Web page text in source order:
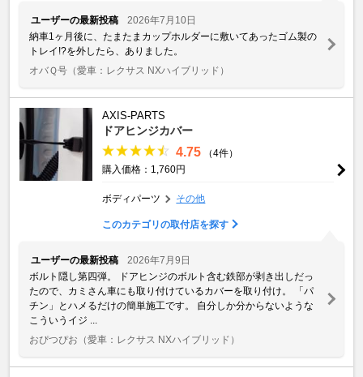
ユーザーの最新投稿
2026年7月10日
納車1ヶ月後に、たまたまカップホルダーに敷いてあったゴム製の
トレイ!?を外したら、ありました。
オバＱ号 （愛車：レクサス NXハイブリッド）
AXIS-PARTS
ドアヒンジカバー
4.75
（4件）
購入価格：1,760円
ボディパーツ その他
このカテゴリの取付店を探す
ユーザーの最新投稿
2026年7月9日
ボルト隠し第四弾。 ドアヒンジのボルト含む鉄部が剥き出しだっ
たので、カミさん車にも取り付けているカバーを取り付け。 「パ
チン」とハメるだけの簡単施工です。 自分しか分からないような
こういうイジ ...
おぴつぴお （愛車：レクサス NXハイブリッド）